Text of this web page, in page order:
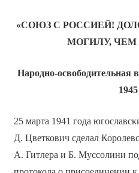
«СОЮЗ С РОССИЕЙ!
МОГИЛУ, ЧЕМ
Народно-
1945
25 марта 1941 года
Д. Цветкович сделал
А. Гитлера и Б. Муссолини